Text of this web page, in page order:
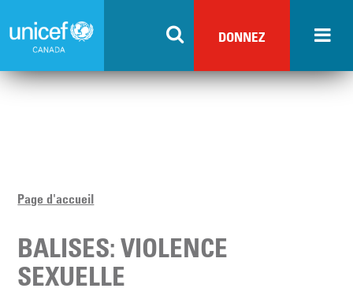
to
content
DONNEZ
Page d'accueil
BALISES: VIOLENCE
SEXUELLE